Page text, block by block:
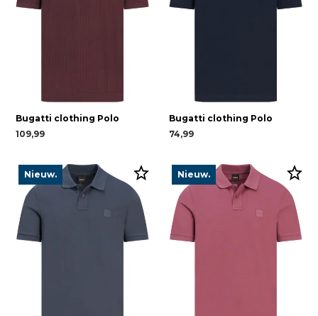
Bugatti clothing Polo
109,99
Bugatti clothing Polo
74,99
Nieuw. Nieuw.